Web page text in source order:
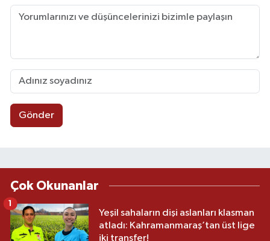
Gönder
Çok Okunanlar
Yeşil sahaların dişi aslanları klasman
atladı: Kahramanmaraş’tan üst lige
iki transfer!
1